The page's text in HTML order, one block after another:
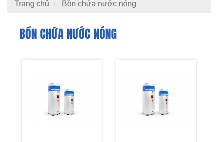
Trang chủ Bồn chứa nước nóng
BỒN CHỨA NƯỚC NÓNG